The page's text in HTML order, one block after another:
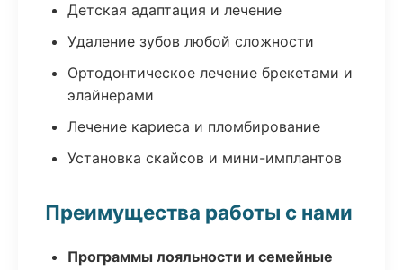
Детская адаптация и лечение
Удаление зубов любой сложности
Ортодонтическое лечение брекетами и
элайнерами
Лечение кариеса и пломбирование
Установка скайсов и мини-имплантов
Преимущества работы с нами
Программы лояльности и семейные